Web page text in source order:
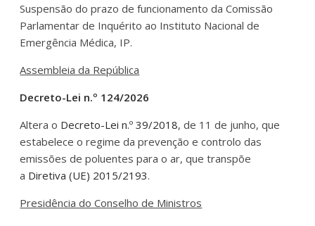
Suspensão do prazo de funcionamento da Comissão
Parlamentar de Inquérito ao Instituto Nacional de
Emergência Médica, IP.
Assembleia da República
Decreto-Lei n.º 124/2026
Altera o Decreto-Lei n.º 39/2018, de 11 de junho, que
estabelece o regime da prevenção e controlo das
emissões de poluentes para o ar, que transpõe
a Diretiva (UE) 2015/2193.
Presidência do Conselho de Ministros